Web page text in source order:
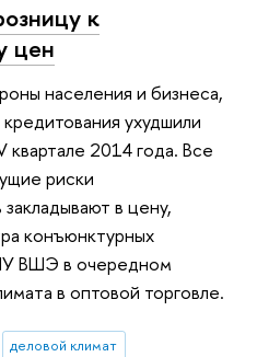
к
цен
населения и бизнеса,
ухудшили
2014 года. Все
риски
в цену,
конъюнктурных
ВШЭ в очередном
в оптовой торговле.
деловой климат